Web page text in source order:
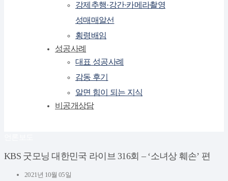
강제추행·강간·카메라촬영
성매매알선
횡령배임
성공사례
대표 성공사례
감동 후기
알면 힘이 되는 지식
비공개상담
KBS 굿모닝 대한민국 라이브 316회 – ‘소녀상 훼손’ 편
2021년 10월 05일